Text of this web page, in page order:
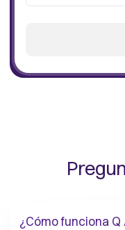
¿Cómo funciona Q